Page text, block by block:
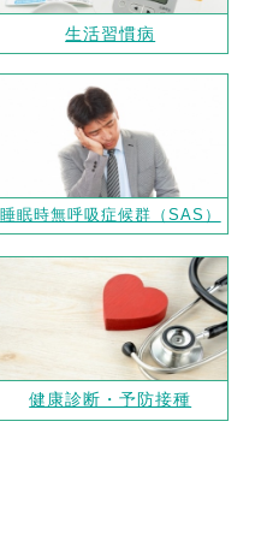
生活習慣病
睡眠時無呼吸症候群（SAS）
健康診断・予防接種